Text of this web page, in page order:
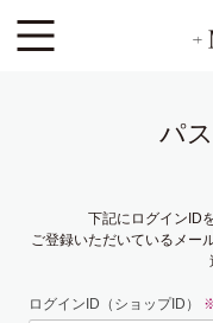
パ
下記にログインID
ご登録いただいているメー
ログインID（ショップID）